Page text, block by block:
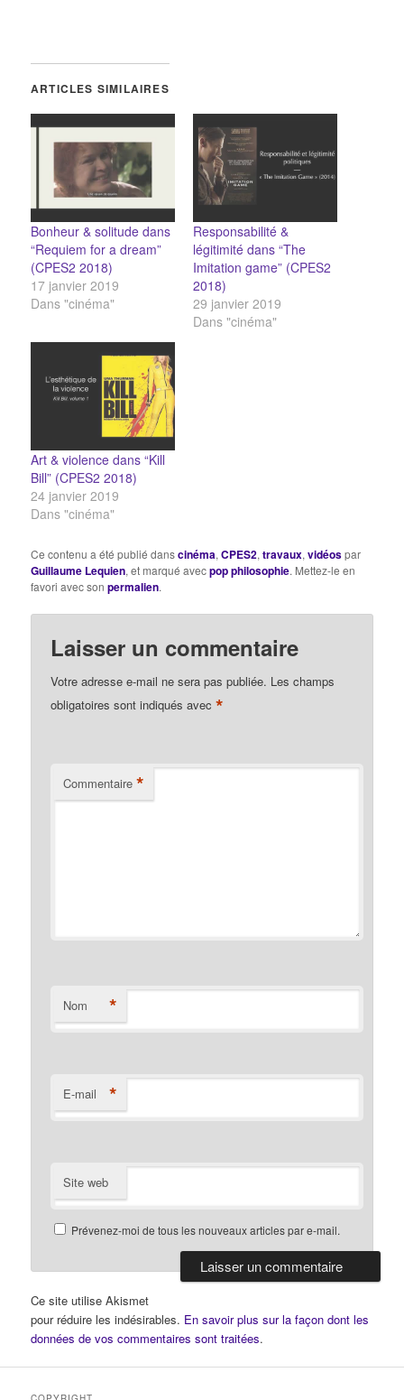
ARTICLES SIMILAIRES
Bonheur & solitude dans
“Requiem for a dream”
(CPES2 2018)
17 janvier 2019
Dans "cinéma"
Responsabilité &
légitimité dans “The
Imitation game” (CPES2
2018)
29 janvier 2019
Dans "cinéma"
Art & violence dans “Kill
Bill” (CPES2 2018)
24 janvier 2019
Dans "cinéma"
Ce contenu a été publié danscinéma,CPES2,travaux,vidéospar
Guillaume Lequien, et marqué avecpop philosophie. Mettez-le en
favori avec sonpermalien.
Laisser un commentaire
Votre adresse e-mail ne sera pas publiée. Les champs
obligatoires sont indiqués avec*
Commentaire *
Nom *
E-mail *
Site web
Prévenez-moi de tous les nouveaux articles par e-mail.
Ce site utilise Akismet
pour réduire les indésirables. En savoir plus sur la façon dont les
données de vos commentaires sont traitées.